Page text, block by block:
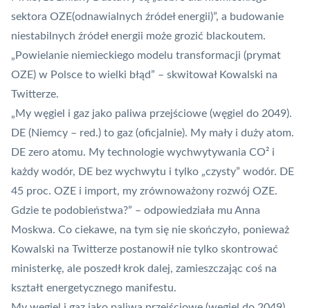
sektora OZE(odnawialnych źródeł energii)”, a budowanie
niestabilnych źródeł energii może grozić blackoutem.
„Powielanie niemieckiego modelu transformacji (prymat
OZE) w Polsce to wielki błąd” – skwitował Kowalski na
Twitterze.
„My węgiel i gaz jako paliwa przejściowe (węgiel do 2049).
DE (Niemcy – red.) to gaz (oficjalnie). My mały i duży atom.
DE zero atomu. My technologie wychwytywania CO² i
każdy wodór, DE bez wychwytu i tylko „czysty” wodór. DE
45 proc. OZE i import, my zrównoważony rozwój OZE.
Gdzie te podobieństwa?” – odpowiedziała mu Anna
Moskwa. Co ciekawe, na tym się nie skończyło, ponieważ
Kowalski na Twitterze postanowił nie tylko skontrować
ministerkę, ale poszedł krok dalej, zamieszczając coś na
kształt energetycznego manifestu.